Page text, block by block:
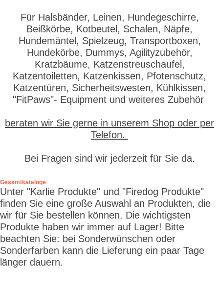
Für Halsbänder, Leinen, Hundegeschirre,
Beißkörbe, Kotbeutel, Schalen, Näpfe,
Hundemäntel, Spielzeug, Transportboxen,
Hundekörbe, Dummys, Agilityzubehör,
Kratzbäume, Katzenstreuschaufel,
Katzentoiletten, Katzenkissen, Pfotenschutz,
Katzentüren, Sicherheitswesten, Kühlkissen,
"FitPaws"- Equipment und weiteres Zubehör
beraten wir Sie gerne in unserem Shop oder per
Telefon.
Bei Fragen sind wir jederzeit für Sie da.
Gesamtkataloge
Unter "Karlie Produkte" und "Firedog Produkte"
finden Sie eine große Auswahl an Produkten, die
wir für Sie bestellen können. Die wichtigsten
Produkte haben wir immer auf Lager! Bitte
beachten Sie: bei Sonderwünschen oder
Sonderfarben kann die Lieferung ein paar Tage
länger dauern.